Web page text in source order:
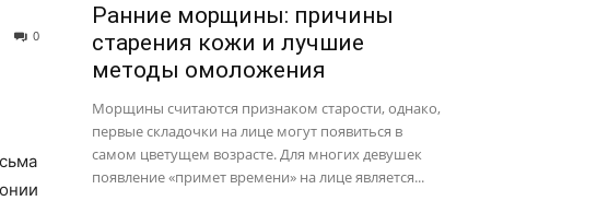
0
Ранние морщины: причины
старения кожи и лучшие
методы омоложения
Морщины считаются признаком старости, однако,
первые складочки на лице могут появиться в
самом цветущем возрасте. Для многих девушек
появление «примет времени» на лице является...